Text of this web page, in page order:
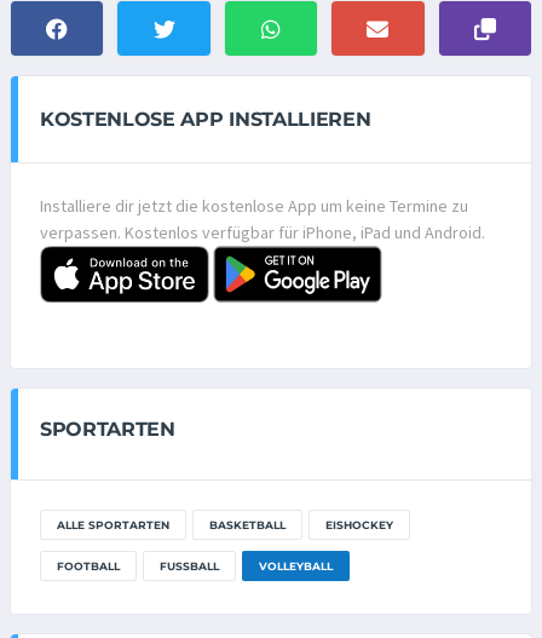
KOSTENLOSE APP INSTALLIEREN
Installiere dir jetzt die kostenlose App um keine Termine zu
verpassen. Kostenlos verfügbar für iPhone, iPad und Android.
SPORTARTEN
ALLE SPORTARTEN BASKETBALL EISHOCKEY
FOOTBALL FUSSBALL VOLLEYBALL